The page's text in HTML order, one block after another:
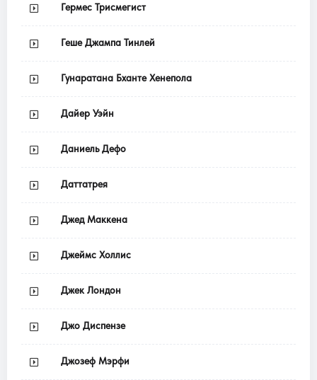
Гермес Трисмегист
Геше Джампа Тинлей
Гунаратана Бханте Хенепола
Дайер Уэйн
Даниель Дефо
Даттатрея
Джед Маккена
Джеймс Холлис
Джек Лондон
Джо Диспензе
Джозеф Мэрфи